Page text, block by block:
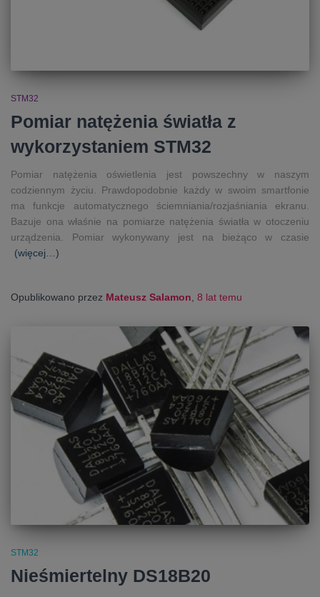
STM32
Pomiar natężenia światła z
wykorzystaniem STM32
Pomiar natężenia oświetlenia jest powszechny w naszym
codziennym życiu. Prawdopodobnie każdy w swoim smartfonie
ma funkcje automatycznego ściemniania/rozjaśniania ekranu.
Bazuje ona właśnie na pomiarze natężenia światła w otoczeniu
urządzenia. Pomiar wykonywany jest na bieżąco w czasie
(więcej…)
Opublikowano przez Mateusz Salamon 8 lat temu
STM32
Nieśmiertelny DS18B20